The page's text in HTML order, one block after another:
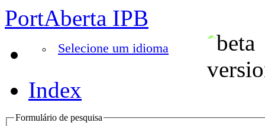
PortAberta IPB
Selecione um idioma
Index
Formulário de pesquisa